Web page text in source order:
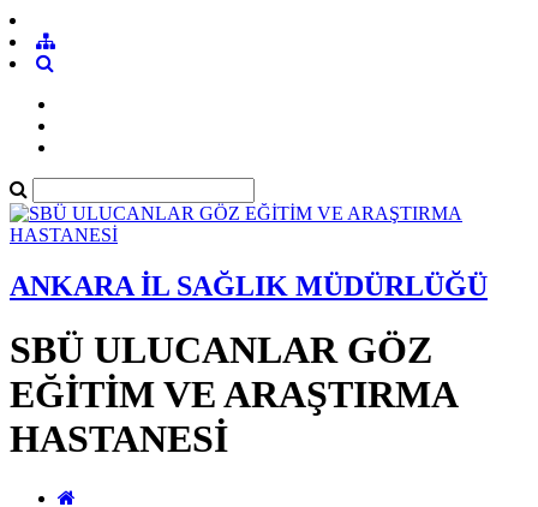
ANKARA İL SAĞLIK MÜDÜRLÜĞÜ
SBÜ ULUCANLAR GÖZ
EĞİTİM VE ARAŞTIRMA
HASTANESİ